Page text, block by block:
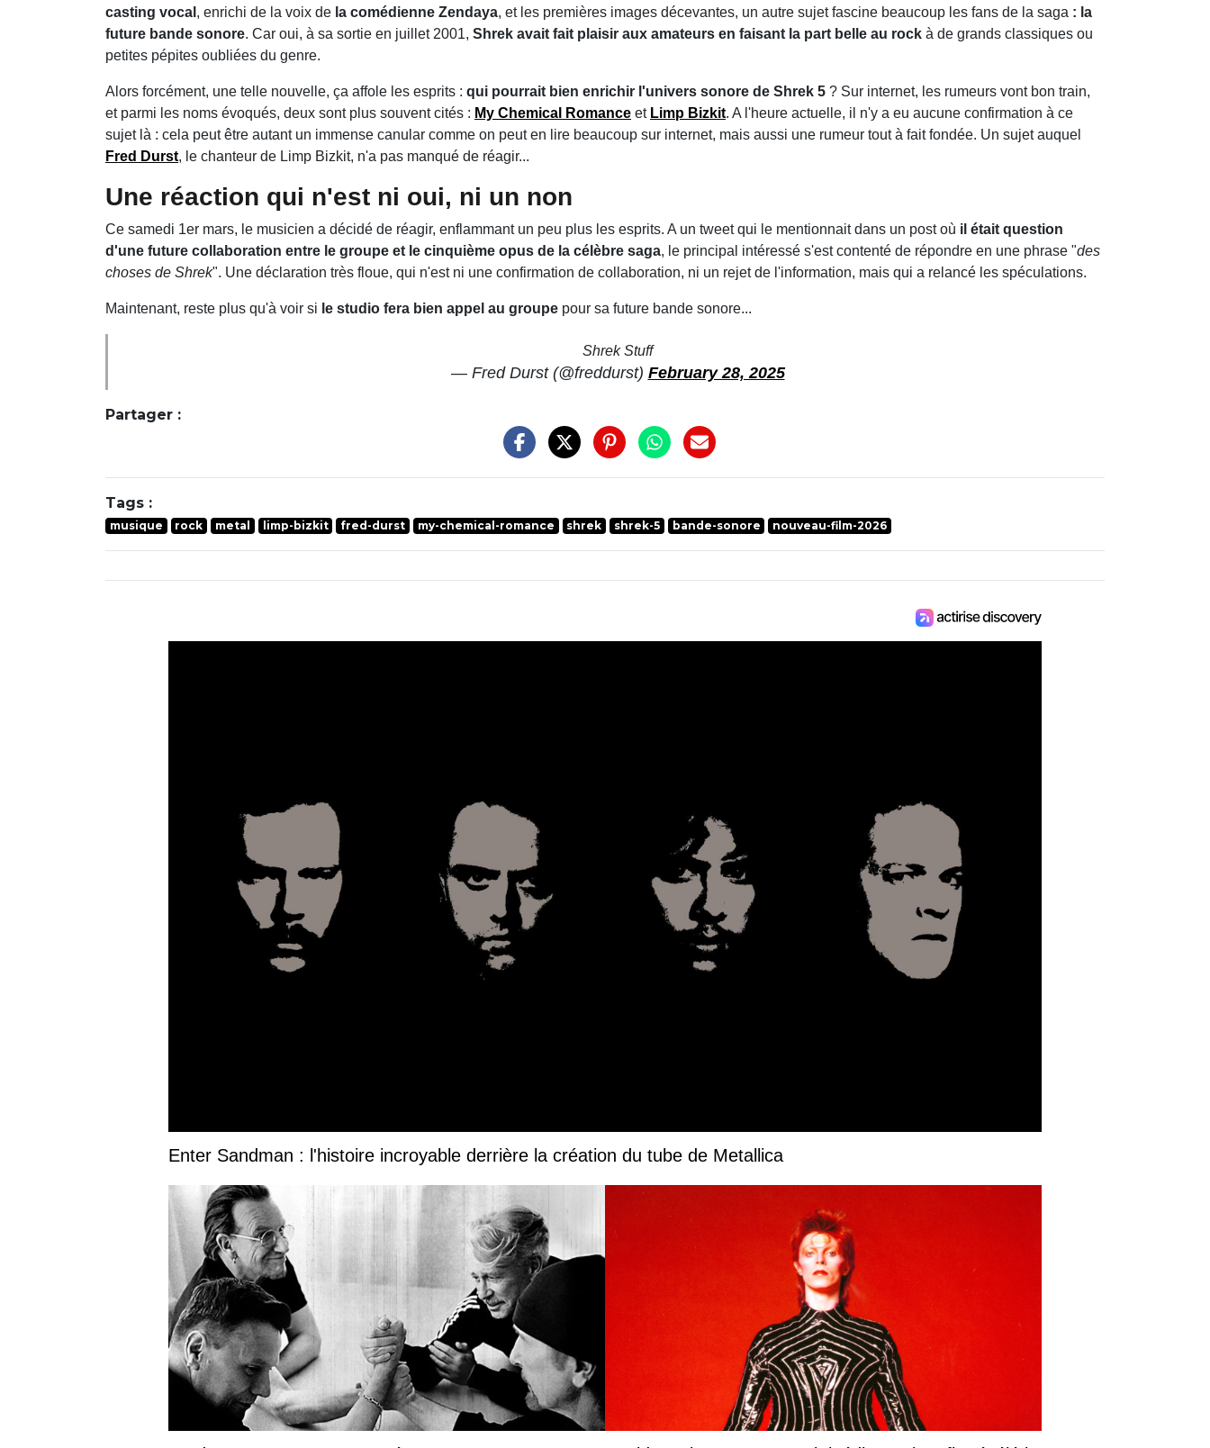
casting vocal , enrichi de la voix de la comédienne Zendaya, et les premières images décevantes, un autre sujet fascine beaucoup les fans de la saga : la
future bande sonore. Car oui, à sa sortie en juillet 2001, Shrek avait fait plaisir aux amateurs en faisant la part belle au rock à de grands classiques ou
petites pépites oubliées du genre.
Alors forcément, une telle nouvelle, ça affole les esprits : qui pourrait bien enrichir l'univers sonore de Shrek 5 ? Sur internet, les rumeurs vont bon train,
et parmi les noms évoqués, deux sont plus souvent cités : My Chemical Romance et Limp Bizkit. A l'heure actuelle, il n'y a eu aucune confirmation à ce
sujet là : cela peut être autant un immense canular comme on peut en lire beaucoup sur internet, mais aussi une rumeur tout à fait fondée. Un sujet auquel
Fred Durst, le chanteur de Limp Bizkit, n'a pas manqué de réagir...
Une réaction qui n'est ni oui, ni un non
Ce samedi 1er mars, le musicien a décidé de réagir, enflammant un peu plus les esprits. A un tweet qui le mentionnait dans un post où il était question
d'une future collaboration entre le groupe et le cinquième opus de la célèbre saga, le principal intéressé s'est contenté de répondre en une phrase "des
choses de Shrek". Une déclaration très floue, qui n'est ni une confirmation de collaboration, ni un rejet de l'information, mais qui a relancé les spéculations.
Maintenant, reste plus qu'à voir si le studio fera bien appel au groupe pour sa future bande sonore...
Shrek Stuff
— Fred Durst (@freddurst) February 28, 2025
Partager :
Tags :
musique rock metal limp-bizkit fred-durst my-chemical-romance shrek shrek-5 bande-sonore nouveau-film-2026
Enter Sandman : l'histoire incroyable derrière la création du tube de Metallica